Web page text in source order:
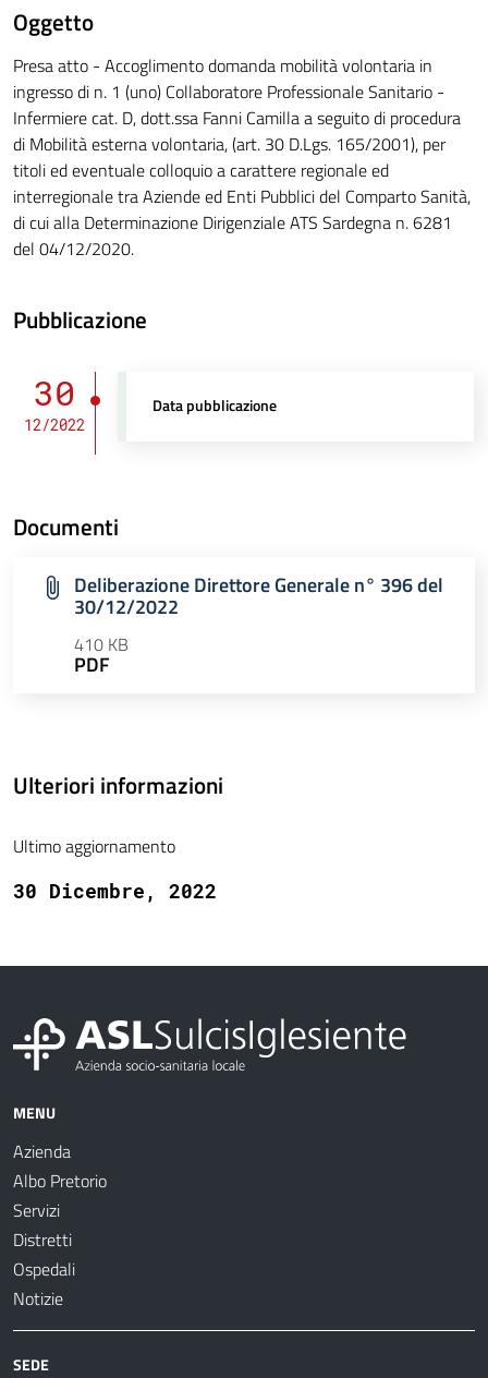
Oggetto
Presa atto - Accoglimento domanda mobilità volontaria in
ingresso di n. 1 (uno) Collaboratore Professionale Sanitario -
Infermiere cat. D, dott.ssa Fanni Camilla a seguito di procedura
di Mobilità esterna volontaria, (art. 30 D.Lgs. 165/2001), per
titoli ed eventuale colloquio a carattere regionale ed
interregionale tra Aziende ed Enti Pubblici del Comparto Sanità,
di cui alla Determinazione Dirigenziale ATS Sardegna n. 6281
del 04/12/2020.
Pubblicazione
30
12/2022
Data pubblicazione
Documenti
Deliberazione Direttore Generale n° 396 del
30/12/2022
410 KB
PDF
Ulteriori informazioni
Ultimo aggiornamento
30 Dicembre, 2022
MENU
Azienda
Albo Pretorio
Servizi
Distretti
Ospedali
Notizie
SEDE